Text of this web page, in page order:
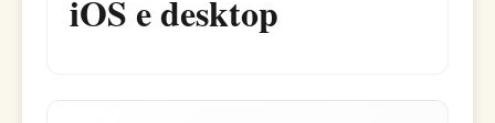
iOS e desktop